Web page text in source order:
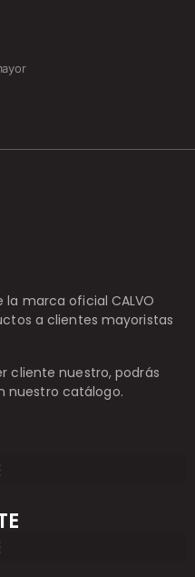
la marca oficial CALVO
a clientes mayoristas
cliente nuestro, podrás
nuestro catálogo.